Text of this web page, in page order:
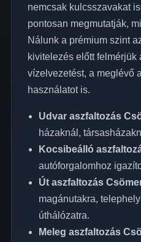
nemcsak kulcsszavakat
pontosan megmutatják,
Nálunk a prémium szint
kivitelezés előtt felmérjük
vízelvezetést, a meglévő
használatot is.
Udvar aszfaltozás
házaknál,
Kocsibeálló
autóforgalomhoz
Út aszfaltozás
magánutakra,
úthálózatra.
Meleg aszfaltozás